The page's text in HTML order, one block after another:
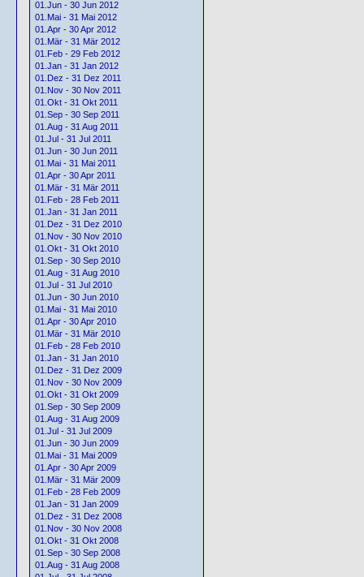
01.Jun - 30 Jun 2012
01.Mai - 31 Mai 2012
01.Apr - 30 Apr 2012
01.Mär - 31 Mär 2012
01.Feb - 29 Feb 2012
01.Jan - 31 Jan 2012
01.Dez - 31 Dez 2011
01.Nov - 30 Nov 2011
01.Okt - 31 Okt 2011
01.Sep - 30 Sep 2011
01.Aug - 31 Aug 2011
01.Jul - 31 Jul 2011
01.Jun - 30 Jun 2011
01.Mai - 31 Mai 2011
01.Apr - 30 Apr 2011
01.Mär - 31 Mär 2011
01.Feb - 28 Feb 2011
01.Jan - 31 Jan 2011
01.Dez - 31 Dez 2010
01.Nov - 30 Nov 2010
01.Okt - 31 Okt 2010
01.Sep - 30 Sep 2010
01.Aug - 31 Aug 2010
01.Jul - 31 Jul 2010
01.Jun - 30 Jun 2010
01.Mai - 31 Mai 2010
01.Apr - 30 Apr 2010
01.Mär - 31 Mär 2010
01.Feb - 28 Feb 2010
01.Jan - 31 Jan 2010
01.Dez - 31 Dez 2009
01.Nov - 30 Nov 2009
01.Okt - 31 Okt 2009
01.Sep - 30 Sep 2009
01.Aug - 31 Aug 2009
01.Jul - 31 Jul 2009
01.Jun - 30 Jun 2009
01.Mai - 31 Mai 2009
01.Apr - 30 Apr 2009
01.Mär - 31 Mär 2009
01.Feb - 28 Feb 2009
01.Jan - 31 Jan 2009
01.Dez - 31 Dez 2008
01.Nov - 30 Nov 2008
01.Okt - 31 Okt 2008
01.Sep - 30 Sep 2008
01.Aug - 31 Aug 2008